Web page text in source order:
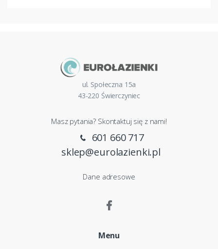
ul. Społeczna 15a
43-220 Świerczyniec
Masz pytania? Skontaktuj się z nami!
601 660 717
sklep@eurolazienki.pl
Dane adresowe
Menu